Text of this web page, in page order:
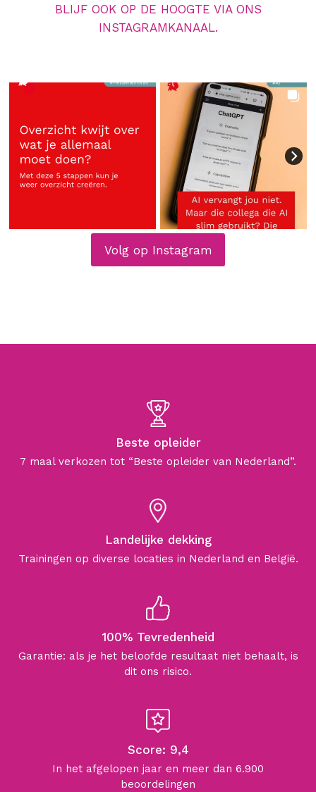
BLIJF OOK OP DE HOOGTE VIA ONS
INSTAGRAMKANAAL.
Volg op Instagram
Beste opleider
7 maal verkozen tot “Beste opleider van Nederland”.
Landelijke dekking
Trainingen op diverse locaties in Nederland en België.
100% Tevredenheid
Garantie: als je het beloofde resultaat niet behaalt, is
dit ons risico.
Score: 9,4
In het afgelopen jaar en meer dan 6.900
beoordelingen